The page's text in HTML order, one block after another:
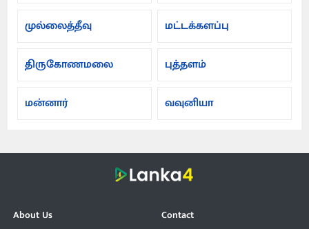
முல்லைத்தீவு மட்டக்களப்பு
திருகோணமலை புத்தளம்
மன்னார் வவுனியா
About Us Contact